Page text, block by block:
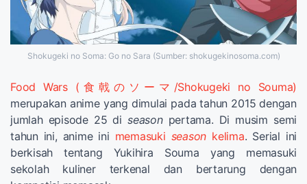
Shokugeki no Soma: Go no Sara (Sumber: shokugekinosoma.com)
Food Wars (食戟のソーマ/Shokugeki no Souma)
merupakan anime yang dimulai pada tahun 2015 dengan
jumlah episode 25 di seasonpertama. Di musim semi
tahun ini, anime ini memasuki season kelima. Serial ini
berkisah tentang Yukihira Souma yang memasuki
sekolah kuliner terkenal dan bertarung dengan